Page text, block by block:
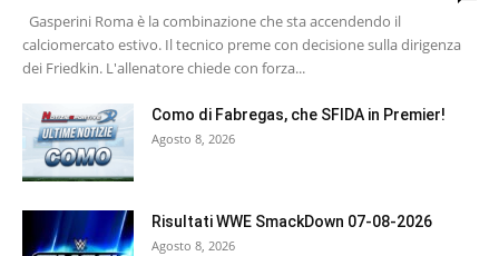
Gasperini Roma è la combinazione che sta accendendo il
calciomercato estivo. Il tecnico preme con decisione sulla dirigenza
dei Friedkin. L'allenatore chiede con forza...
Como di Fabregas, che SFIDA in Premier!
Agosto 8, 2026
Risultati WWE SmackDown 07-08-2026
Agosto 8, 2026